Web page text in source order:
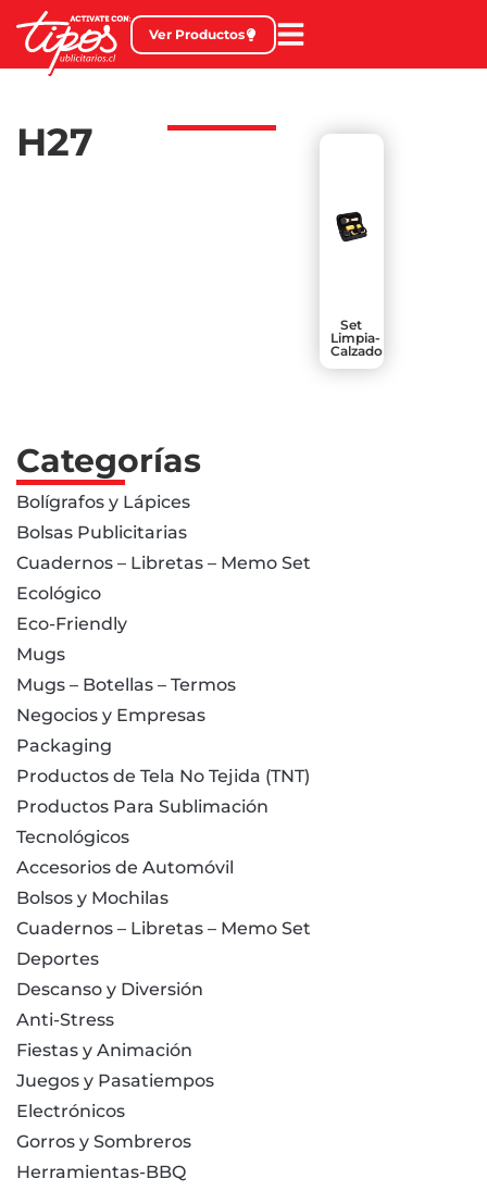
Ver Productos
H27
Set
Limpia-
Calzado
Categorías
Bolígrafos y Lápices
Bolsas Publicitarias
Cuadernos – Libretas – Memo Set
Ecológico
Eco-Friendly
Mugs
Mugs – Botellas – Termos
Negocios y Empresas
Packaging
Productos de Tela No Tejida (TNT)
Productos Para Sublimación
Tecnológicos
Accesorios de Automóvil
Bolsos y Mochilas
Cuadernos – Libretas – Memo Set
Deportes
Descanso y Diversión
Anti-Stress
Fiestas y Animación
Juegos y Pasatiempos
Electrónicos
Gorros y Sombreros
Herramientas-BBQ